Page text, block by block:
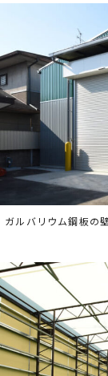
ガルバリウム鋼板の